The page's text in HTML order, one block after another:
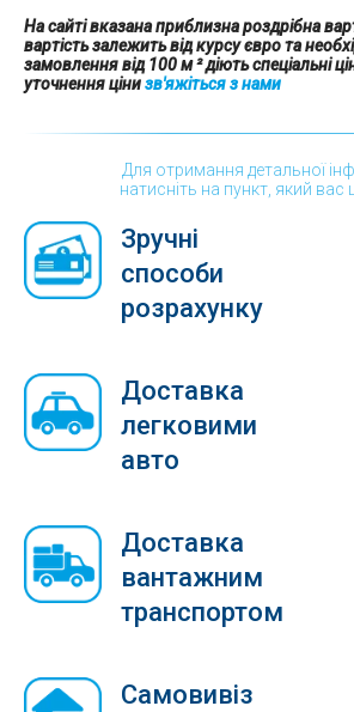
На сайті вказана приблизна роздрібна
вартість залежить від курсу євро та
замовлення від 100 м ² діють спеціальні
уточнення цінизв'яжіться з нами
Для отримання детальної
натисніть на пункт, який вас
Зручні
способи
розрахунку
Доставка
легковими
авто
Доставка
вантажним
транспортом
Самовивіз